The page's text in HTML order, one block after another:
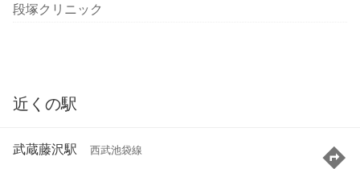
段塚クリニック
近くの駅
武蔵藤沢駅 西武池袋線